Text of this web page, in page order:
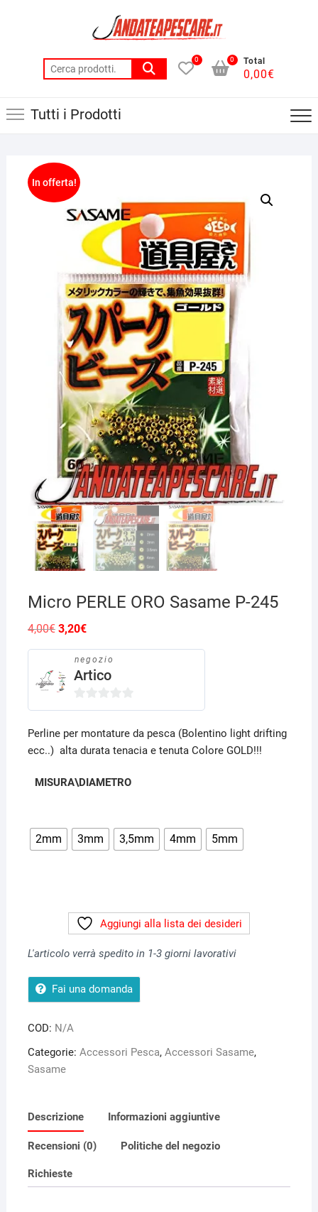
Cerca:
0 Total
0,00€
0
Tutti i Prodotti
In offerta!
Micro PERLE ORO Sasame P-245
4,00€ Il
prezzo
originale
era:
4,00€.
3,20€Il
attuale
è:
3,20€.
negozio
Artico
0
Perline per montature da pesca (Bolentino light drifting
ecc..) alta durata tenacia e tenuta Colore GOLD!!!
MISURA\DIAMETRO
2mm 3mm 3,5mm 4mm 5mm
Aggiungi alla lista dei desideri
L'articolo verrà spedito in 1-3 giorni lavorativi
Fai una domanda
COD: N/A
Categorie: Accessori Pesca, Accessori Sasame,
Sasame
Descrizione Informazioni aggiuntive
Recensioni (0) Politiche del negozio
Richieste